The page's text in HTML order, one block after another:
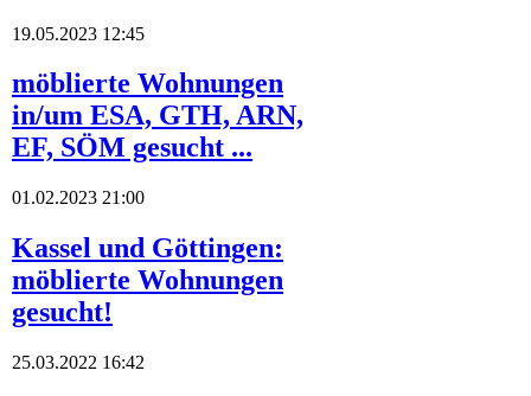
19.05.2023 12:45
möblierte Wohnungen
in/um ESA, GTH, ARN,
EF, SÖM gesucht ...
01.02.2023 21:00
Kassel und Göttingen:
möblierte Wohnungen
gesucht!
25.03.2022 16:42